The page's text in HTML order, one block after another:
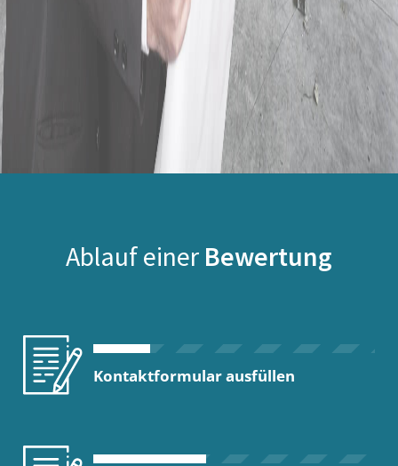
Ablauf einer Bewertung
Kontaktformular ausfüllen